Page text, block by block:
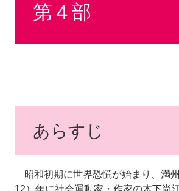
第４部
あらすじ
昭和初期に世界恐慌が始まり、満